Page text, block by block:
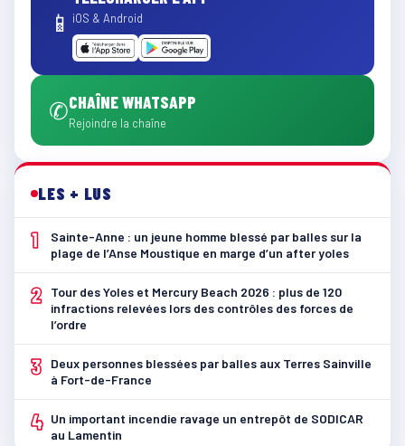
📱 iOS & Android
✆CHAÎNE WHATSAPP
Rejoindre la chaîne
LES + LUS
1
Sainte-Anne : un jeune homme blessé par balles sur la
plage de l’Anse Moustique en marge d’un after yoles
2
Tour des Yoles et Mercury Beach 2026 : plus de 120
infractions relevées lors des contrôles des forces de
l’ordre
3
Deux personnes blessées par balles aux Terres Sainville
à Fort-de-France
4 Un important incendie ravage un entrepôt de SODICAR
au Lamentin